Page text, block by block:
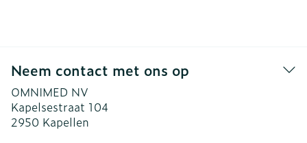
Neem contact met ons op
OMNIMED NV
Kapelsestraat 104
2950 Kapellen